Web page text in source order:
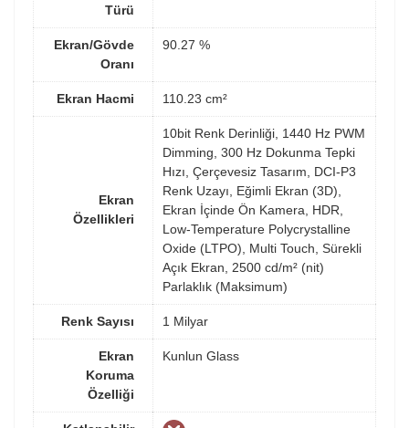
Türü
Ekran/Gövde
Oranı
90.27 %
Ekran Hacmi 110.23 cm²
Ekran
Özellikleri
10bit Renk Derinliği, 1440 Hz PWM
Dimming, 300 Hz Dokunma Tepki
Hızı, Çerçevesiz Tasarım, DCI-P3
Renk Uzayı, Eğimli Ekran (3D),
Ekran İçinde Ön Kamera, HDR,
Low-Temperature Polycrystalline
Oxide (LTPO), Multi Touch, Sürekli
Açık Ekran, 2500 cd/m² (nit)
Parlaklık (Maksimum)
Renk Sayısı 1 Milyar
Ekran
Koruma
Özelliği
Kunlun Glass